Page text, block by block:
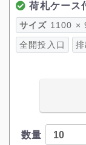
荷札ケース
サイズ 1100 ×
全開投入口
数量